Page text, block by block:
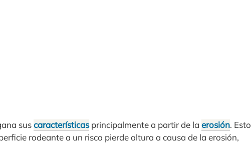
suscaracterísticasprincipalmente a partir de la erosión. Esto
rodeante a un risco pierde altura a causa de la erosión,